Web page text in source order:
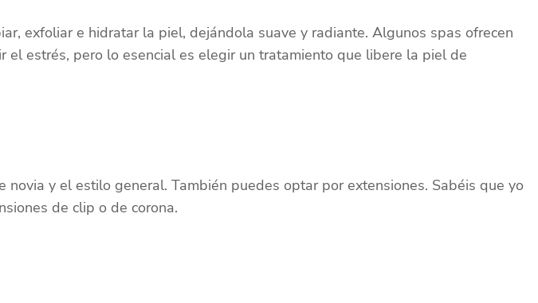
exfoliar e hidratar la piel, dejándola suave y radiante. Algunos spas ofrecen
estrés, pero lo esencial es elegir un tratamiento que libere la piel de
y el estilo general. También puedes optar por extensiones. Sabéis que yo
de clip o de corona.